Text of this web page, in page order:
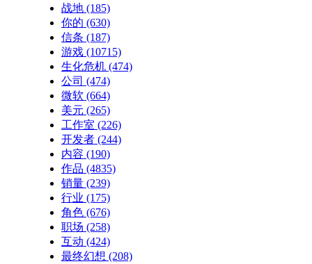
战地 (185)
你的 (630)
信条 (187)
游戏 (10715)
生化危机 (474)
公司 (474)
微软 (664)
美元 (265)
工作室 (226)
开发者 (244)
内容 (190)
作品 (4835)
销量 (239)
行业 (175)
角色 (676)
职场 (258)
互动 (424)
最终幻想 (208)